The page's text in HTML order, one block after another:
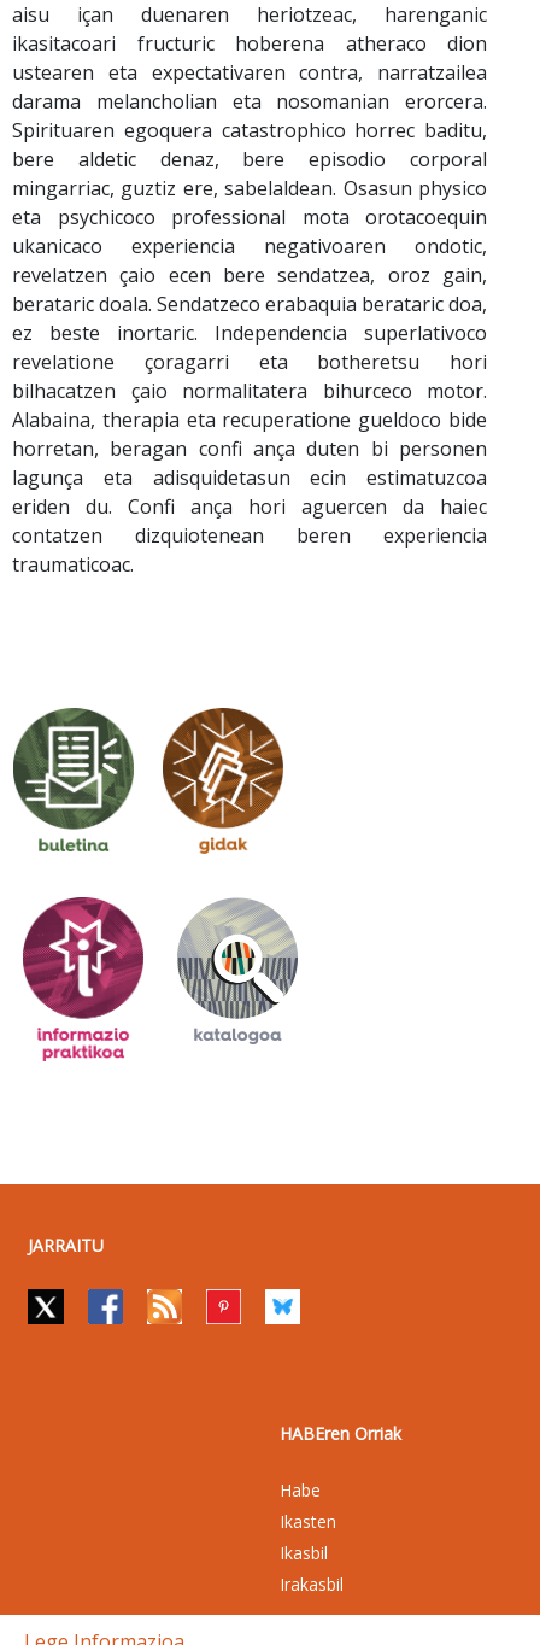
aisu içan duenaren heriotzeac, harenganic
ikasitacoari fructuric hoberena atheraco dion
ustearen eta expectativaren contra, narratzailea
darama melancholian eta nosomanian erorcera.
Spirituaren egoquera catastrophico horrec baditu,
bere aldetic denaz, bere episodio corporal
mingarriac, guztiz ere, sabelaldean. Osasun physico
eta psychicoco professional mota orotacoequin
ukanicaco experiencia negativoaren ondotic,
revelatzen çaio ecen bere sendatzea, oroz gain,
berataric doala. Sendatzeco erabaquia berataric doa,
ez beste inortaric. Independencia superlativoco
revelatione çoragarri eta botheretsu hori
bilhacatzen çaio normalitatera bihurceco motor.
Alabaina, therapia eta recuperatione gueldoco bide
horretan, beragan confi ança duten bi personen
lagunça eta adisquidetasun ecin estimatuzcoa
eriden du. Confi ança hori aguercen da haiec
contatzen dizquiotenean beren experiencia
traumaticoac.
JARRAITU
HABEren Orriak
Habe
Ikasten
Ikasbil
Irakasbil